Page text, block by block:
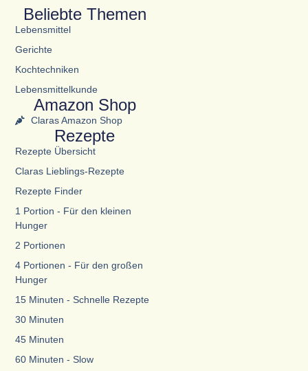
Beliebte Themen
Lebensmittel
Gerichte
Kochtechniken
Lebensmittelkunde
Amazon Shop
Claras Amazon Shop
Rezepte
Rezepte Übersicht
Claras Lieblings-Rezepte
Rezepte Finder
1 Portion - Für den kleinen
Hunger
2 Portionen
4 Portionen - Für den großen
Hunger
15 Minuten - Schnelle Rezepte
30 Minuten
45 Minuten
60 Minuten - Slow